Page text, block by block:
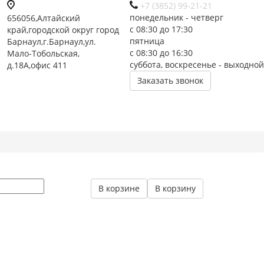
+7 (3852) 99-21-21
понедельник - четверг
с 08:30 до 17:30
пятница
с 08:30 до 16:30
суббота, воскресенье - выходной
Заказать звонок
656056,Алтайский
край,городской округ город
Барнаул,г.Барнаул,ул.
Мало-Тобольская,
д.18А,офис 411
В корзину
В корзине